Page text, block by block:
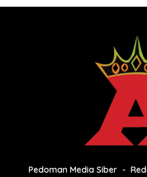
Pedoman Media Siber